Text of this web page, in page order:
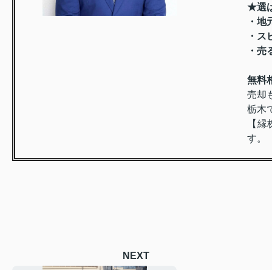
★選
・地
・
・
無料
売却
栃木
【
す。
NEXT